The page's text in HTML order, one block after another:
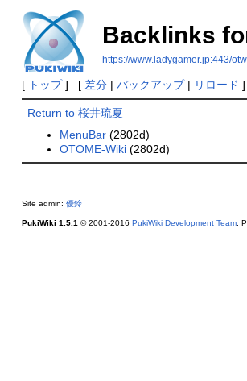
Backlinks
https://www.ladygamer.jp:443/
[ トップ] [ 差分| バックアップ| リロード
Return to 桜井琉夏
MenuBar (2802d)
OTOME-Wiki (2802d)
Site admin: 優鈴
PukiWiki 1.5.1 © 2001-2016 PukiWiki Development Team.